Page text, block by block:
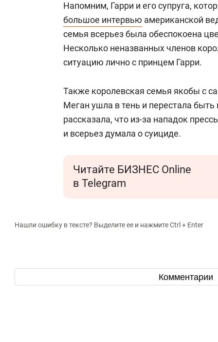
Напомним, Гарри и его супруга,
большое интервью американской
семья всерьез была обеспокоена
Несколько неназванных членов
ситуацию лично с принцем Гарри.
Также королевская семья якобы с
Меган ушла в тень и перестала
рассказала, что из-за нападок
и всерьез думала о суициде.
Читайте БИЗНЕС Online
в Telegram
Нашли ошибку в тексте? Выделите ее и нажмите Ctrl + Enter
Комментарии